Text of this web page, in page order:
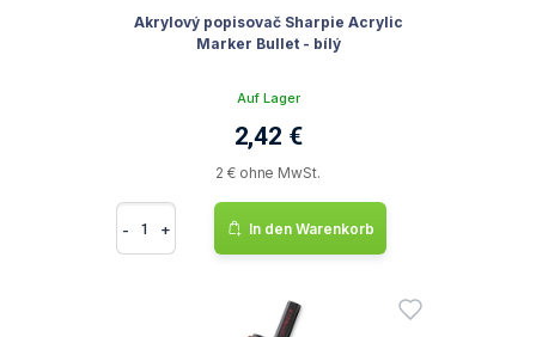
Akrylový popisovač Sharpie Acrylic
Marker Bullet - bílý
Auf Lager
2,42 €
2 € ohne MwSt.
- + In den Warenkorb